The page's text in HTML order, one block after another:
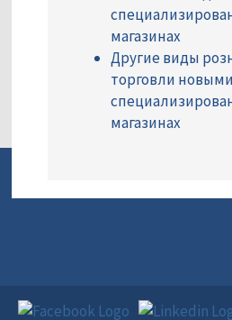
магазинах
Другие виды
торговли
магазинах